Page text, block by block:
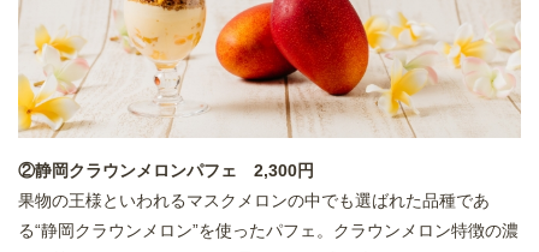
②静岡クラウンメロンパフェ 2,300円
果物の王様といわれるマスクメロンの中でも選ばれた品種であ
る“静岡クラウンメロン”を使ったパフェ。クラウンメロン特徴の濃